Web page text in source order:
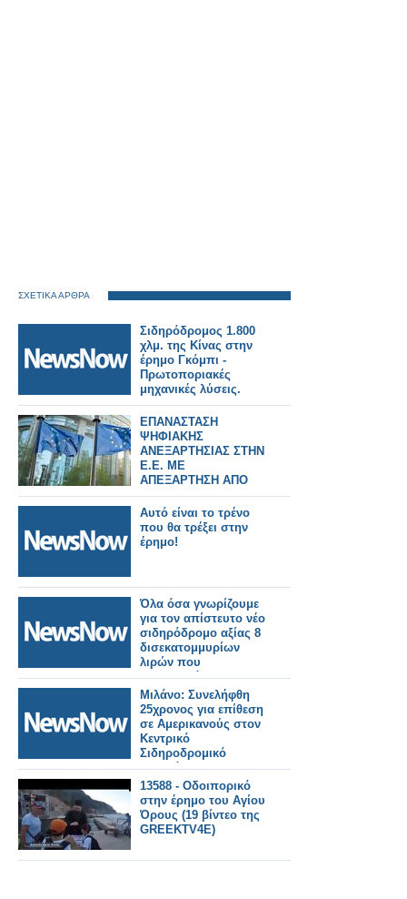
ΣΧΕΤΙΚΑ ΑΡΘΡΑ
Σιδηρόδρομος 1.800
χλμ. της Κίνας στην
έρημο Γκόμπι -
Πρωτοποριακές
μηχανικές λύσεις.
ΕΠΑΝΑΣΤΑΣΗ
ΨΗΦΙΑΚΗΣ
ΑΝΕΞΑΡΤΗΣΙΑΣ ΣΤΗΝ
Ε.Ε. ΜΕ
ΑΠΕΞΑΡΤΗΣΗ ΑΠΟ
ΑΜΕΡΙΚΑΝΟΥΣ
ΚΟΛΟΣΣΟΥΣ
Αυτό είναι το τρένο
που θα τρέξει στην
έρημο!
Όλα όσα γνωρίζουμε
για τον απίστευτο νέο
σιδηρόδρομο αξίας 8
δισεκατομμυρίων
λιρών που
κατασκευάζεται στην
έρημο
Μιλάνο: Συνελήφθη
25χρονος για επίθεση
σε Αμερικανούς στον
Κεντρικό
Σιδηροδρομικό
Σταθμό
13588 - Οδοιπορικό
στην έρημο του Αγίου
Όρους (19 βίντεο της
GREEKTV4E)